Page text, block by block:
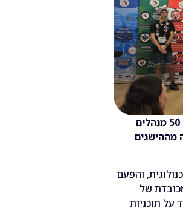
אורט עירוני ד' הפך בשבוע שעבר למוקד עניין בינלאומי: משלחת של 50 מנהלים
מההישגים
והפעם
של
על תוכניות